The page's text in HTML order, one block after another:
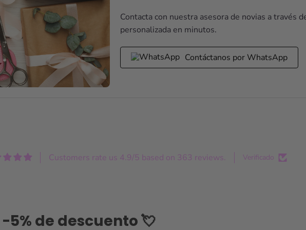
Contacta con nuestra asesora de novias a través
personalizada en minutos.
Contáctanos por WhatsApp
Customers rate us 4.9/5 based on 363 reviews. Verificado
-5% de descuento 💘